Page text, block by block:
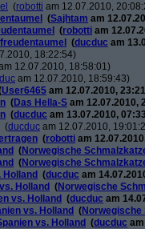
(robotti am 12.07.2010,
(Sajhtam am
(robotti am
(ducduc am
18:22:54)
12.07.2010, 18:58:01)
am 12.07.2010, 18:59:43)
User6465 am 12.07.2010,
(Das Hella-S am 12.07.2010,
(ducduc am 13.07.2010,
(ducduc am 12.07.2010,
(robotti am
(Norwegische
(Norwegische
Holland (ducduc am
Holland (Norwegische
vs. Holland (ducduc am
vs. Holland (
vs. Holland (ducduc